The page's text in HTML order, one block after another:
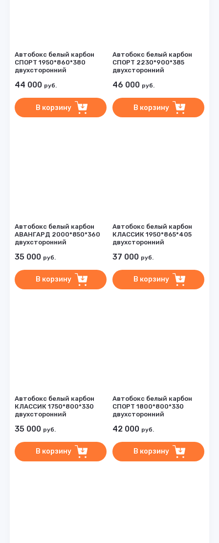
Автобокс белый карбон
СПОРТ 1950*860*380
двухсторонний
44 000 руб.
В корзину
Автобокс белый карбон
СПОРТ 2230*900*385
двухсторонний
46 000 руб.
В корзину
Автобокс белый карбон
АВАНГАРД 2000*850*360
двухсторонний
35 000 руб.
В корзину
Автобокс белый карбон
КЛАССИК 1950*865*405
двухсторонний
37 000 руб.
В корзину
Автобокс белый карбон
КЛАССИК 1750*800*330
двухсторонний
35 000 руб.
В корзину
Автобокс белый карбон
СПОРТ 1800*800*330
двухсторонний
42 000 руб.
В корзину